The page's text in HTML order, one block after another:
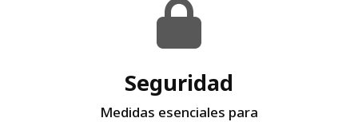
Seguridad
Medidas esenciales para